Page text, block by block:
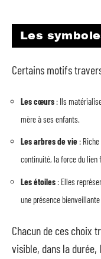
Les
Certains motifs
Les cœurs : Ils
mère à ses enfants.
Les arbres de vie :
continuité, la force du lien
Les étoiles : Elles
une présence
Chacun de ces choix
visible, dans la